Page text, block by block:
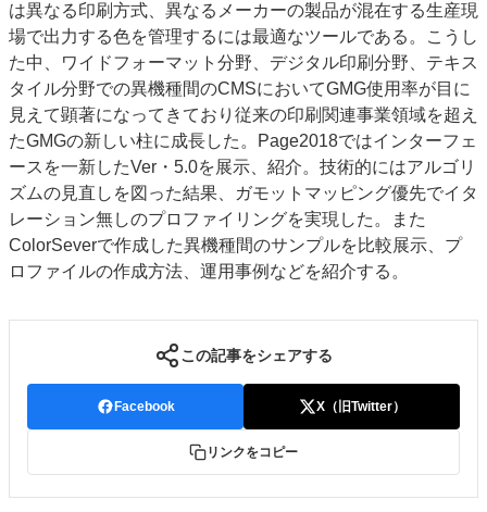
は異なる印刷方式、異なるメーカーの製品が混在する生産現
場で出力する色を管理するには最適なツールである。こうし
た中、ワイドフォーマット分野、デジタル印刷分野、テキス
タイル分野での異機種間のCMSにおいてGMG使用率が目に
見えて顕著になってきており従来の印刷関連事業領域を超え
たGMGの新しい柱に成長した。Page2018ではインターフェ
ースを一新したVer・5.0を展示、紹介。技術的にはアルゴリ
ズムの見直しを図った結果、ガモットマッピング優先でイタ
レーション無しのプロファイリングを実現した。また
ColorSeverで作成した異機種間のサンプルを比較展示、プ
ロファイルの作成方法、運用事例などを紹介する。
この記事をシェアする
Facebook X（旧Twitter）
リンクをコピー